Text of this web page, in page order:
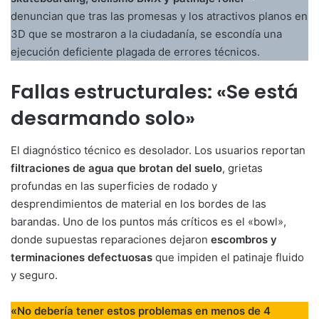
denuncian que tras las promesas y los atractivos planos en
3D que se mostraron a la ciudadanía, se escondía una
ejecución deficiente plagada de errores técnicos.
Fallas estructurales: «Se está
desarmando solo»
El diagnóstico técnico es desolador. Los usuarios reportan
filtraciones de agua que brotan del suelo, grietas
profundas en las superficies de rodado y
desprendimientos de material en los bordes de las
barandas. Uno de los puntos más críticos es el «bowl»,
donde supuestas reparaciones dejaron escombros y
terminaciones defectuosas que impiden el patinaje fluido
y seguro.
«No debería tener estos problemas en menos de 4